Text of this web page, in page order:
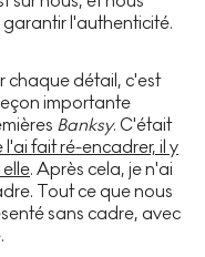
l'authenticité.
chaque détail, c'est
importante
Banksy. C'était
l'ai fait ré-encadrer, il y
. Après cela, je n'ai
Tout ce que nous
sans cadre, avec